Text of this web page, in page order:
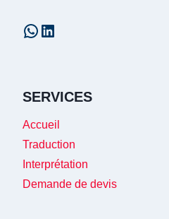
WhatsApp
LinkedIn
SERVICES
Accueil
Traduction
Interprétation
Demande de devis